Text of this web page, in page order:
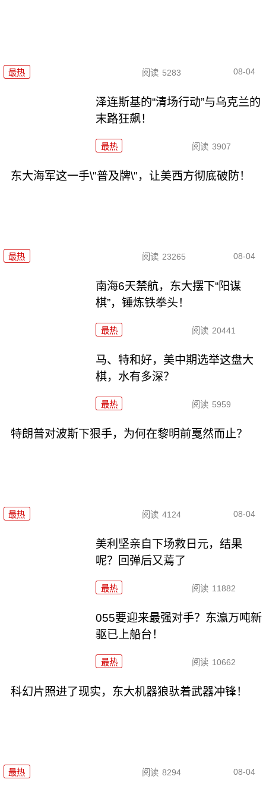
最热 阅读 5283 08-04
泽连斯基的“清场行动”与乌克兰的
末路狂飙！
最热 阅读 3907
东大海军这一手\"普及牌\"，让美西方彻底破防！
最热 阅读 23265 08-04
南海6天禁航，东大摆下“阳谋
棋”，锤炼铁拳头！
最热 阅读 20441
马、特和好，美中期选举这盘大
棋，水有多深？
最热 阅读 5959
特朗普对波斯下狠手，为何在黎明前戛然而止？
最热 阅读 4124 08-04
美利坚亲自下场救日元，结果
呢？回弹后又蔫了
最热 阅读 11882
055要迎来最强对手？东瀛万吨新
驱已上船台！
最热 阅读 10662
科幻片照进了现实，东大机器狼驮着武器冲锋！
最热 阅读 8294 08-04